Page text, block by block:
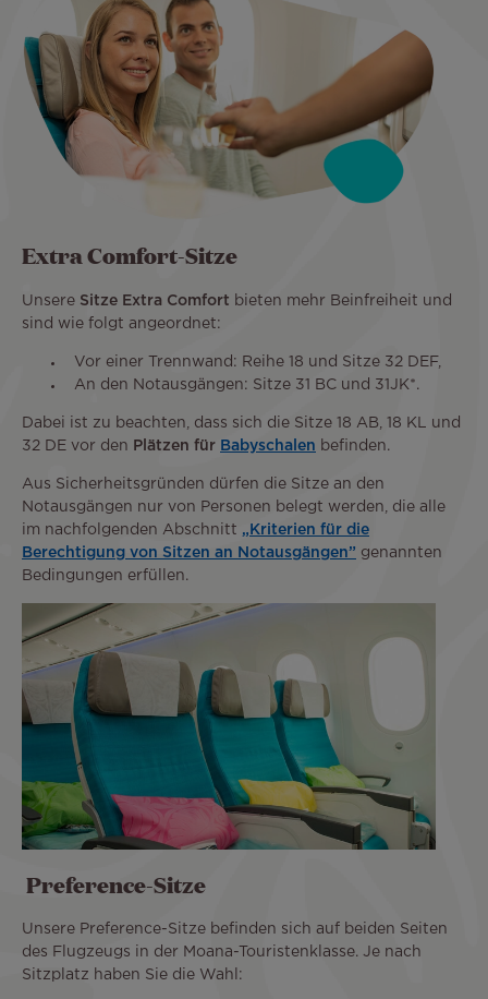
Extra Comfort-Sitze
Unsere Sitze Extra Comfort bieten mehr Beinfreiheit und
sind wie folgt angeordnet:
Vor einer Trennwand: Reihe 18 und Sitze 32 DEF,
An den Notausgängen: Sitze 31 BC und 31JK*.
Dabei ist zu beachten, dass sich die Sitze 18 AB, 18 KL und
32 DE vor den
Plätzen für Babyschalen befinden.
Aus Sicherheitsgründen dürfen die Sitze an den
Notausgängen nur von Personen belegt werden, die alle
im nachfolgenden Abschnitt „Kriterien für die
Berechtigung von Sitzen an Notausgängen” genannten
Bedingungen erfüllen.
Preference-Sitze
Unsere Preference-Sitze befinden sich auf beiden Seiten
des Flugzeugs in der Moana-Touristenklasse. Je nach
Sitzplatz haben Sie die Wahl: